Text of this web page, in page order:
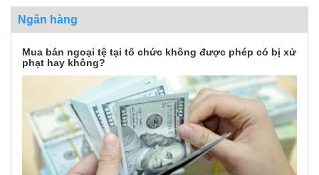
Ngân hàng
Mua bán ngoại tệ tại tổ chức không được phép có bị xử
phạt hay không?